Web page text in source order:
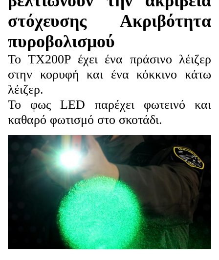
στόχευσης
Ακριβότητα
πυροβολισμού
Το TX200P έχει ένα πράσινο λέιζερ
στην κορυφή και ένα κόκκινο κάτω
λέιζερ.
Το φως LED παρέχει φωτεινό και
καθαρό φωτισμό στο σκοτάδι.